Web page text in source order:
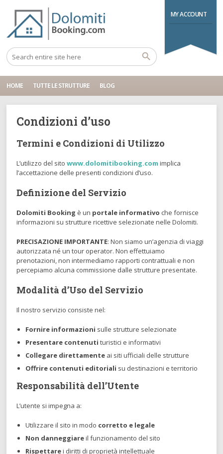
MY ACCOUNT
HOME TUTTE LE STRUTTURE BLOG
Condizioni d’uso
Termini e Condizioni di Utilizzo
L’utilizzo del sitowww.dolomitibooking.com implica
l’accettazione delle presenti condizioni d’uso.
Definizione del Servizio
Dolomiti Booking è un portale informativo che fornisce
informazioni su strutture ricettive selezionate nelle Dolomiti.
PRECISAZIONE IMPORTANTE: Non siamo un’agenzia di viaggi
autorizzata né un tour operator. Non effettuiamo
prenotazioni, non intermediamo rapporti contrattuali e non
percepiamo alcuna commissione dalle strutture presentate.
Modalità d’Uso del Servizio
Il nostro servizio consiste nel:
Fornire informazioni sulle strutture selezionate
Presentare contenuti turistici e informativi
Collegare direttamente ai siti ufficiali delle strutture
Offrire contenuti editoriali su destinazioni e territorio
Responsabilità dell’Utente
L’utente si impegna a:
Utilizzare il sito in modo corretto e legale
Non danneggiareil funzionamento del sito
Rispettarei diritti di proprietà intellettuale